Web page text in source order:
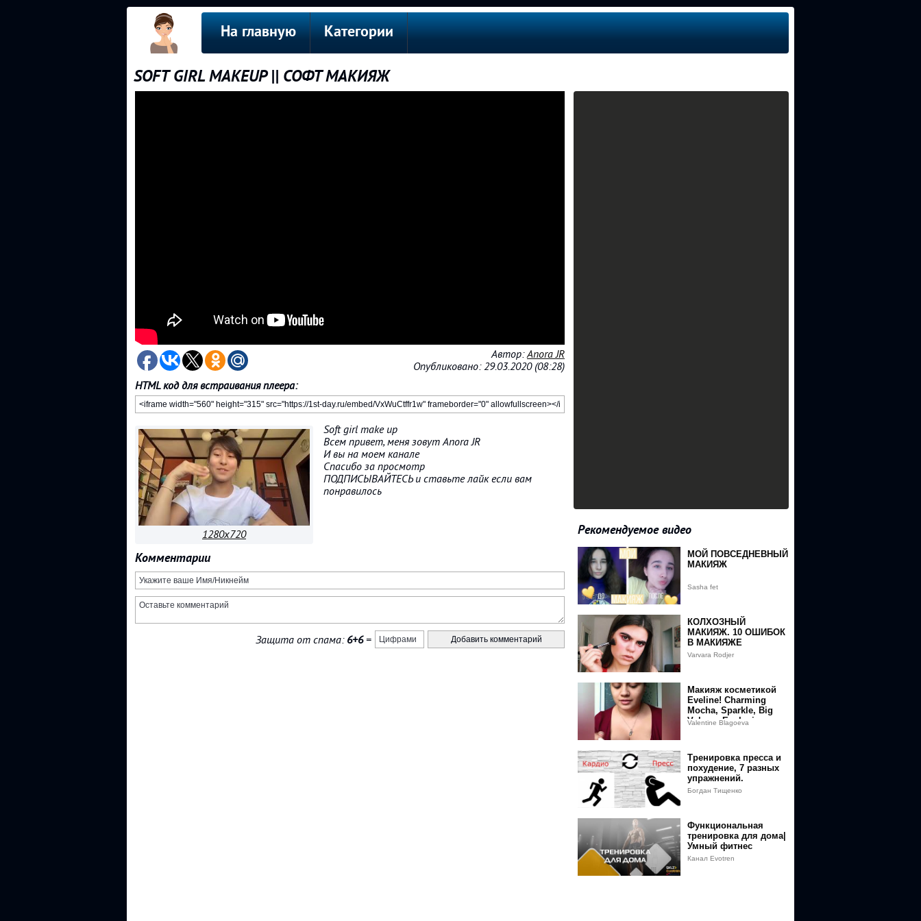
На главную Категории
SOFT GIRL MAKEUP || СОФТ МАКИЯЖ
Автор:Anora JR
Опубликовано: 29.03.2020 (08:28)
HTML код для встраивания плеера:
1280x720
Soft girl make up
Всем привет, меня зовут Anora JR
И вы на моем канале
Спасибо за просмотр
ПОДПИСЫВАЙТЕСЬ и ставьте лайк если вам
понравилось
Комментарии
Защита от спама: 6+6=
Рекомендуемое видео
МОЙ ПОВСЕДНЕВНЫЙ
МАКИЯЖ
Sasha fet
КОЛХОЗНЫЙ
МАКИЯЖ. 10 ОШИБОК
В МАКИЯЖЕ
Varvara Rodjer
Макияж косметикой
Eveline! Charming
Mocha, Sparkle, Big
Volume Explosion и
Valentine Blagoeva
Тренировка пресса и
похудение, 7 разных
упражнений.
Богдан Тищенко
Функциональная
тренировка для дома|
Умный фитнес
Канал Evotren